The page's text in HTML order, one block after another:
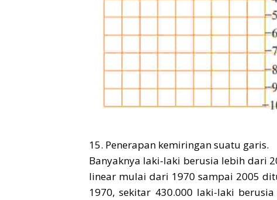
15. Penerapan kemiringan suatu garis.
Banyaknya laki-laki berusia lebih dari
linear mulai dari 1970 sampai 2005
1970, sekitar 430.000 laki-laki